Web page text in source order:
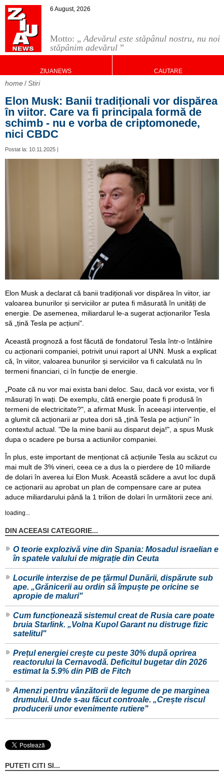
Motto: „Adevărul este stăpânul nostru, nu noi
stăpânim adevărul ”
6 August, 2026
ZIUANEWS CAUTARE
home Stiri
Elon Musk: Banii tradiționali vor dispărea
în viitor. Care va fi principala formă de
schimb - nu e vorba de criptomonede,
nici CBDC
Postat la: 10.11.2025 |
Elon Musk a declarat că banii tradiționali vor dispărea în viitor, iar
valoarea bunurilor și serviciilor ar putea fi măsurată în unități de
energie. De asemenea, miliardarul le-a sugerat acționarilor Tesla
să „țină Tesla pe acțiuni".
Această prognoză a fost făcută de fondatorul Tesla într-o întâlnire
cu acționarii companiei, potrivit unui raport al UNN. Musk a explicat
că, în viitor, valoarea bunurilor și serviciilor va fi calculată nu în
termeni financiari, ci în funcție de energie.
„Poate că nu vor mai exista bani deloc. Sau, dacă vor exista, vor fi
măsurați în wați. De exemplu, câtă energie poate fi produsă în
termeni de electricitate?", a afirmat Musk. În aceeași intervenție, el
a glumit că acționarii ar putea dori să „țină Tesla pe acțiuni" în
contextul actual. "De la mine banii au disparut deja!", a spus Musk
dupa o scadere pe bursa a actiunilor companiei.
În plus, este important de menționat că acțiunile Tesla au scăzut cu
mai mult de 3% vineri, ceea ce a dus la o pierdere de 10 miliarde
de dolari în averea lui Elon Musk. Această scădere a avut loc după
ce acționarii au aprobat un plan de compensare care ar putea
aduce miliardarului până la 1 trilion de dolari în următorii zece ani.
loading...
DIN ACEEASI CATEGORIE...
O teorie explozivă vine din Spania: Mosadul israelian e
în spatele valului de migrație din Ceuta
Locurile interzise de pe țărmul Dunării, dispărute sub
ape. „Grănicerii au ordin să împuște pe oricine se
apropie de maluri"
Cum funcționează sistemul creat de Rusia care poate
bruia Starlink. „Volna Kupol Garant nu distruge fizic
satelitul"
Prețul energiei crește cu peste 30% după oprirea
reactorului la Cernavodă. Deficitul bugetar din 2026
estimat la 5.9% din PIB de Fitch
Amenzi pentru vânzătorii de legume de pe marginea
drumului. Unde s-au făcut controale. „Crește riscul
producerii unor evenimente rutiere"
PUTETI CITI SI...